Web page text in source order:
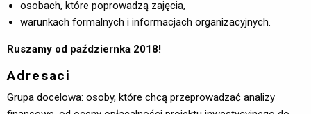
osobach, które poprowadzą zajęcia,
warunkach formalnych i informacjach organizacyjnych.
Ruszamy od październka 2018!
Adresaci
Grupa docelowa: osoby, które chcą przeprowadzać analizy